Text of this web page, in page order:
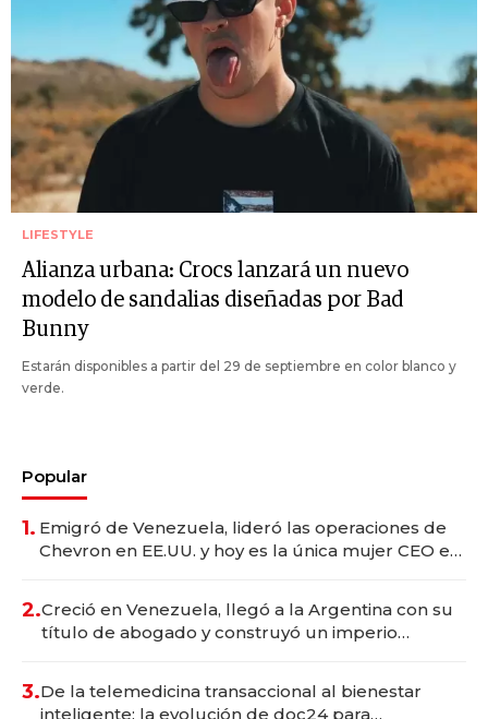
LIFESTYLE
Alianza urbana: Crocs lanzará un nuevo
modelo de sandalias diseñadas por Bad
Bunny
Estarán disponibles a partir del 29 de septiembre en color blanco y
verde.
Popular
1. Emigró de Venezuela, lideró las operaciones de
Chevron en EE.UU. y hoy es la única mujer CEO en
2.Creció en Venezuela, llegó a la Argentina con su
título de abogado y construyó un imperio
3.De la telemedicina transaccional al bienestar
inteligente: la evolución de doc24 para